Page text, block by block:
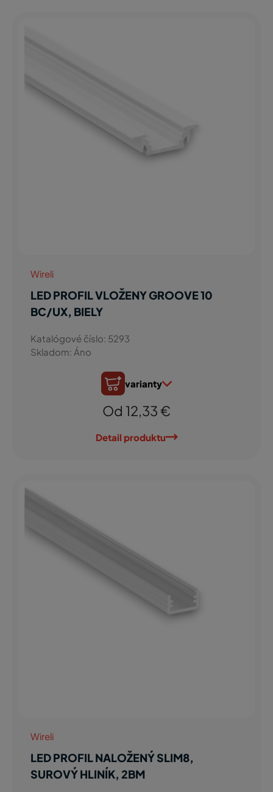
Wireli
LED PROFIL VLOŽENY GROOVE 10
BC/UX, BIELY
Katalógové číslo: 5293
Skladom: Áno
varianty
Od 12,33 €
Detail produktu
Wireli
LED PROFIL NALOŽENÝ SLIM8,
SUROVÝ HLINÍK, 2BM